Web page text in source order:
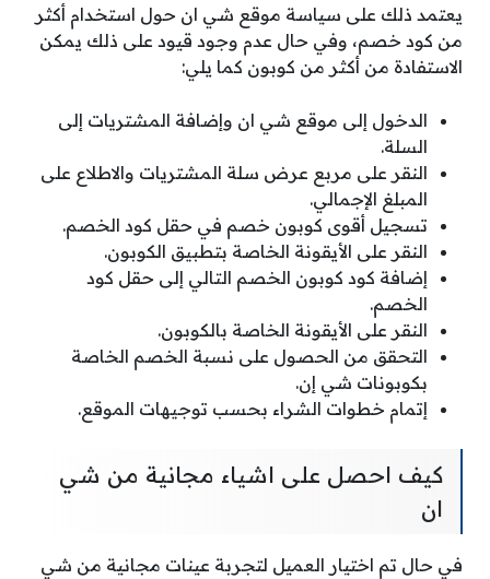
يعتمد ذلك على سياسة موقع شي ان حول استخدام أكثر
من كود خصم، وفي حال عدم وجود قيود على ذلك يمكن
الاستفادة من أكثر من كوبون كما يلي:
الدخول إلى موقع شي ان وإضافة المشتريات إلى
السلة.
النقر على مربع عرض سلة المشتريات والاطلاع على
المبلغ الإجمالي.
تسجيل أقوى كوبون خصم في حقل كود الخصم.
النقر على الأيقونة الخاصة بتطبيق الكوبون.
إضافة كود كوبون الخصم التالي إلى حقل كود
الخصم.
النقر على الأيقونة الخاصة بالكوبون.
التحقق من الحصول على نسبة الخصم الخاصة
بكوبونات شي إن.
إتمام خطوات الشراء بحسب توجيهات الموقع.
كيف احصل على اشياء مجانية من شي
ان
في حال تم اختيار العميل لتجربة عينات مجانية من شي